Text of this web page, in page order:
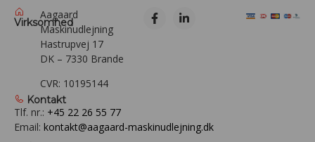
Virksomhed
Aagaard
Maskinudlejning
Hastrupvej 17
DK – 7330 Brande
CVR: 10195144
Kontakt
Tlf. nr.: +45 22 26 55 77
Email: kontakt@aagaard-maskinudlejning.dk